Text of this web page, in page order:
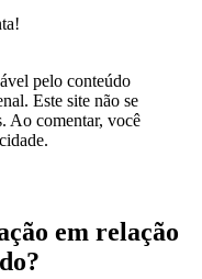
pelo conteúdo
Este site não se
Ao comentar, você
em relação